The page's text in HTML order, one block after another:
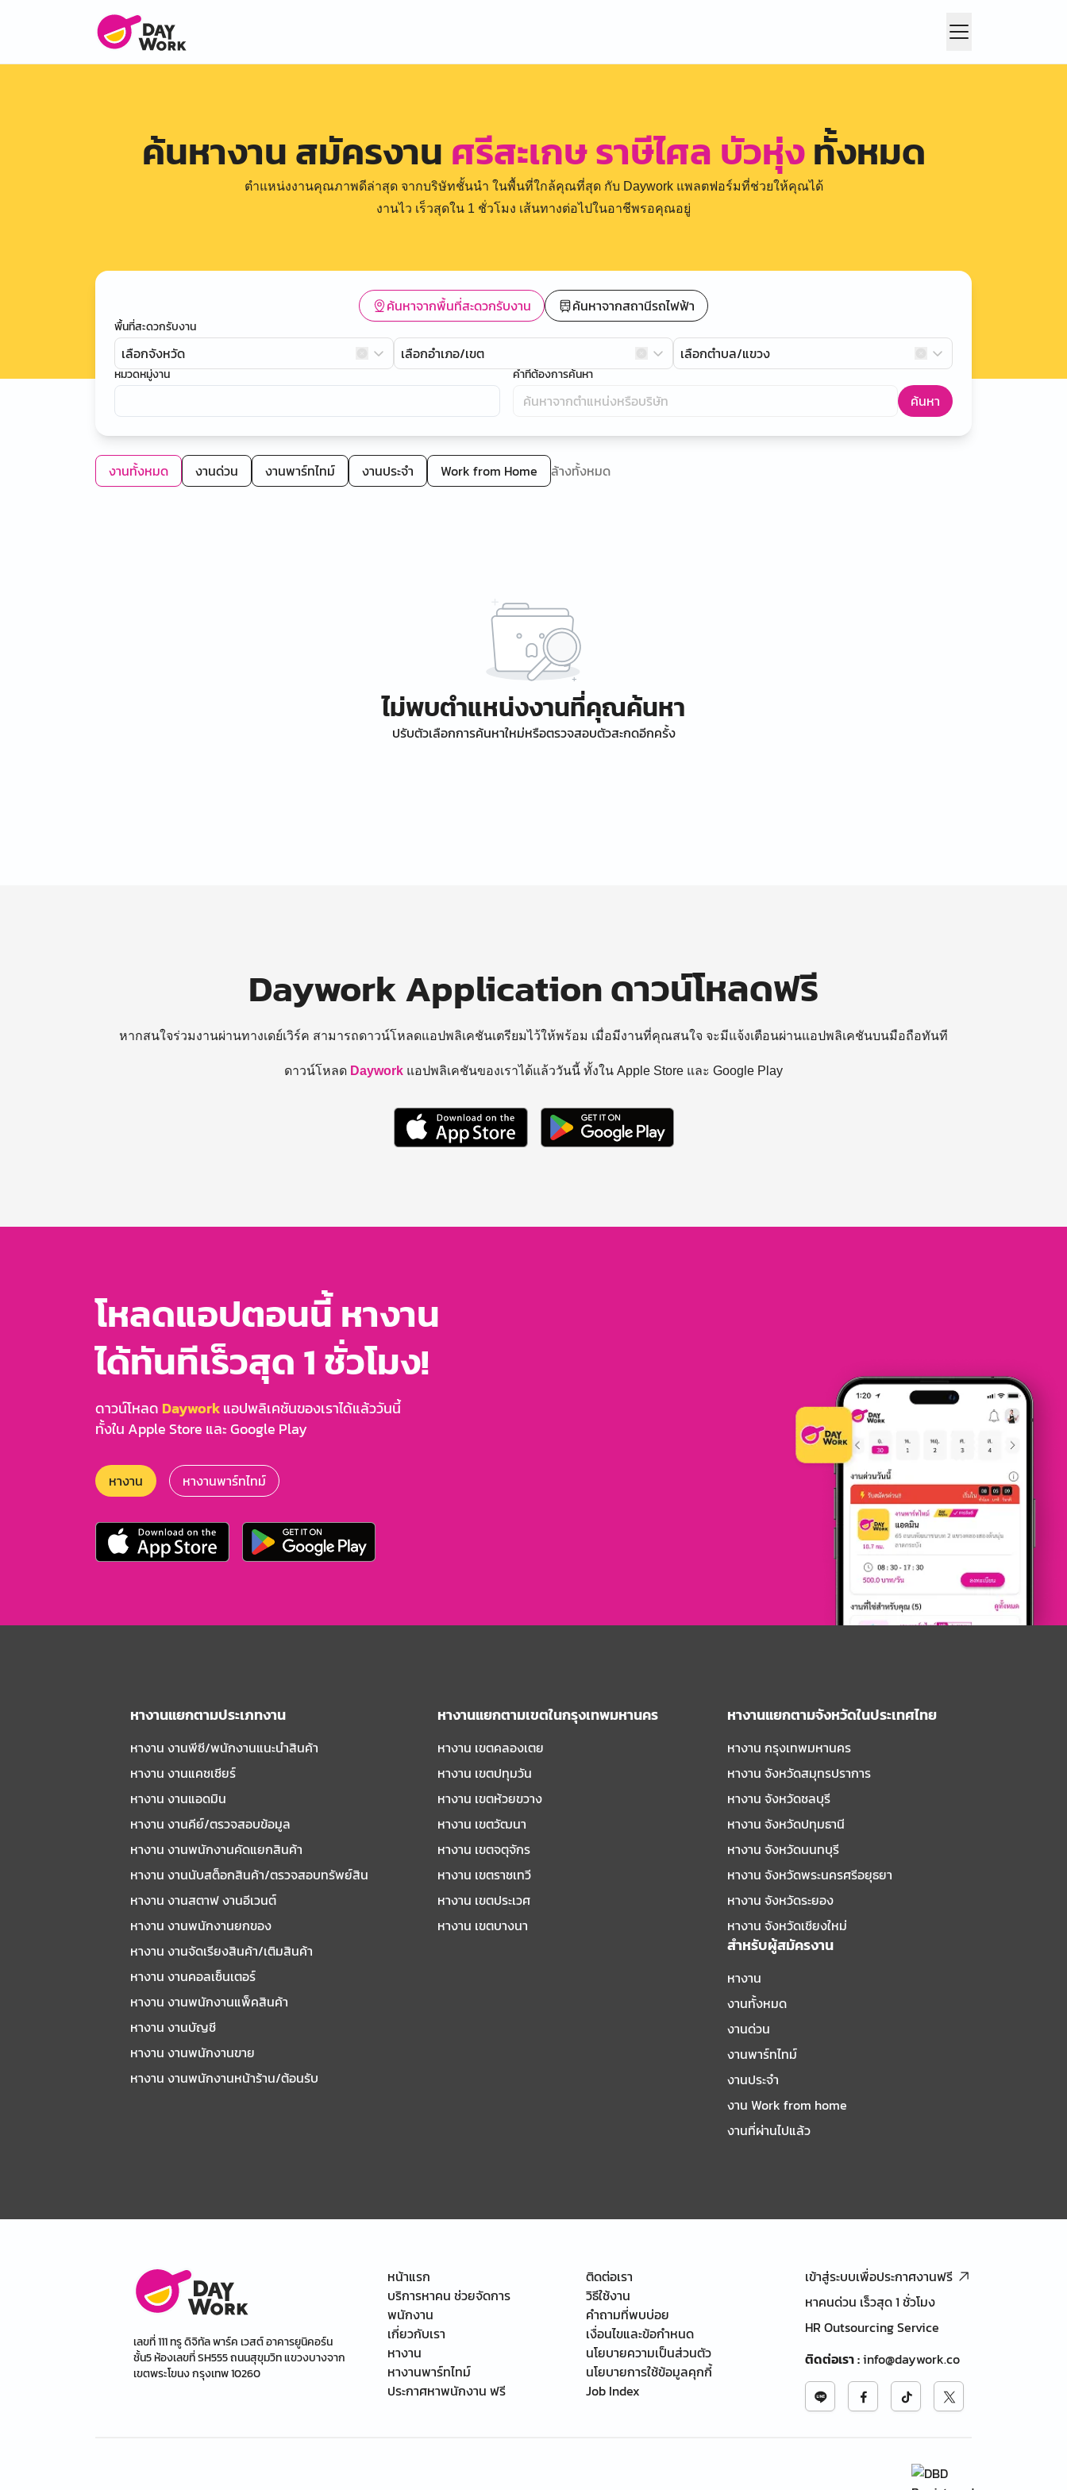
ค้นหางาน สมัครงาน ศรีสะเกษ ราษีไศล บัวหุ่งทั้งหมด
ตำแหน่งงานคุณภาพดีล่าสุด จากบริษัทชั้นนำ ในพื้นที่ใกล้คุณที่สุด กับ Daywork แพลตฟอร์มที่ช่วยให้คุณได้
งานไว เร็วสุดใน 1 ชั่วโมง เส้นทางต่อไปในอาชีพรอคุณอยู่
ค้นหาจากพื้นที่สะดวกรับงาน ค้นหาจากสถานีรถไฟฟ้า
พื้นที่สะดวกรับงาน
เลือกจังหวัด เลือกอำเภอ/เขต เลือกตำบล/แขวง
หมวดหมู่งาน คำที่ต้องการค้นหา
ค้นหา
งานทั้งหมด งานด่วน งานพาร์ทไทม์ งานประจำ Work from Home ล้างทั้งหมด
ไม่พบตำแหน่งงานที่คุณค้นหา
ปรับตัวเลือกการค้นหาใหม่หรือตรวจสอบตัวสะกดอีกครั้ง
Daywork Application ดาวน์โหลดฟรี
หากสนใจร่วมงานผ่านทางเดย์เวิร์ค สามารถดาวน์โหลดแอปพลิเคชันเตรียมไว้ให้พร้อม เมื่อมีงานที่คุณสนใจ จะมีแจ้งเตือนผ่านแอปพลิเคชันบนมือถือทันที
ดาวน์โหลด Daywork แอปพลิเคชันของเราได้แล้ววันนี้ ทั้งใน Apple Store และ Google Play
โหลดแอปตอนนี้ หางาน
ได้ทันทีเร็วสุด 1 ชั่วโมง!
ดาวน์โหลด Dayworkแอปพลิเคชันของเราได้แล้ววันนี้
ทั้งใน Apple Store และ Google Play
หางาน หางานพาร์ทไทม์
หางานแยกตามประเภทงาน
หางาน งานพีซี/พนักงานแนะนําสินค้า
หางาน งานแคชเชียร์
หางาน งานแอดมิน
หางาน งานคีย์/ตรวจสอบข้อมูล
หางาน งานพนักงานคัดแยกสินค้า
หางาน งานนับสต็อกสินค้า/ตรวจสอบทรัพย์สิน
หางาน งานสตาฟ งานอีเวนต์
หางาน งานพนักงานยกของ
หางาน งานจัดเรียงสินค้า/เติมสินค้า
หางาน งานคอลเซ็นเตอร์
หางาน งานพนักงานแพ็คสินค้า
หางาน งานบัญชี
หางาน งานพนักงานขาย
หางาน งานพนักงานหน้าร้าน/ต้อนรับ
หางานแยกตามเขตในกรุงเทพมหานคร
หางาน เขตคลองเตย
หางาน เขตปทุมวัน
หางาน เขตห้วยขวาง
หางาน เขตวัฒนา
หางาน เขตจตุจักร
หางาน เขตราชเทวี
หางาน เขตประเวศ
หางาน เขตบางนา
หางานแยกตามจังหวัดในประเทศไทย
หางาน กรุงเทพมหานคร
หางาน จังหวัดสมุทรปราการ
หางาน จังหวัดชลบุรี
หางาน จังหวัดปทุมธานี
หางาน จังหวัดนนทบุรี
หางาน จังหวัดพระนครศรีอยุธยา
หางาน จังหวัดระยอง
หางาน จังหวัดเชียงใหม่
สำหรับผู้สมัครงาน
หางาน
งานทั้งหมด
งานด่วน
งานพาร์ทไทม์
งานประจำ
งาน Work from home
งานที่ผ่านไปแล้ว
เลขที่ 111 ทรู ดิจิทัล พาร์ค เวสต์ อาคารยูนิคอร์น
ชั้น5 ห้องเลขที่ SH555 ถนนสุขุมวิท แขวงบางจาก
เขตพระโขนง กรุงเทพ 10260
หน้าแรก
บริการหาคน ช่วยจัดการ
พนักงาน
เกี่ยวกับเรา
หางาน
หางานพาร์ทไทม์
ประกาศหาพนักงาน ฟรี
ติดต่อเรา
วิธีใช้งาน
คำถามที่พบบ่อย
เงื่อนไขและข้อกำหนด
นโยบายความเป็นส่วนตัว
นโยบายการใช้ข้อมูลคุกกี้
Job Index
เข้าสู่ระบบเพื่อประกาศงานฟรี
หาคนด่วน เร็วสุด 1 ชั่วโมง
HR Outsourcing Service
ติดต่อเรา:info@daywork.co